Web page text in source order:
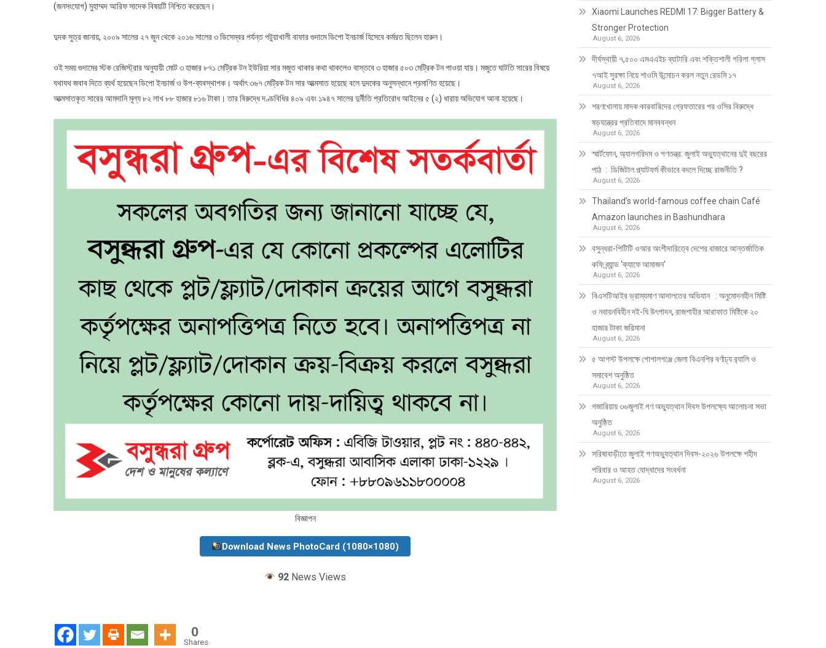
নেই
(জনসংযোগ) মুহাম্মদ আরিফ সাদেক বিষয়টি নিশ্চিত করেছেন।
দুদক সুত্র জানায়, ২০০৯ সালের ২৭ জুন থেকে ২০১৬ সালের ৩ ডিসেম্বর পর্যন্ত পটুয়াখালী বাফার গুদামে ডিপো ইনচার্জ হিসেবে কর্মরত ছিলেন হারুন।
ওই সময় গুদামের স্টক রেজিস্ট্রার অনুযায়ী মোট ৩ হাজার ৮৭১ মেট্রিক টন ইউরিয়া সার মজুত থাকার কথা থাকলেও বাস্তবে ৩ হাজার ৫০৩ মেট্রিক টন পাওয়া যায়। মজুতে ঘাটতি সারের বিষয়ে
যথাযথ জবাব দিতে ব্যর্থ হয়েছেন ডিপো ইনচার্জ ও উপ-ব্যবস্থাপক। অর্থাৎ ৩৬৭ মেট্রিক টন সার আত্মসাত হয়েছে বলে দুদকের অনুসন্ধানে প্রমাণিত হয়েছে।
আত্মসাতকৃত সারের আমদানি মূল্য ৮২ লাখ ৮৮ হাজার ৮১৬ টাকা। তার বিরুদ্ধে দণ্ডবিধির ৪০৯ এবং ১৯৪৭ সালের দুর্নীতি প্রতিরোধ আইনের ৫ (২) ধারায় অভিযোগ আনা হয়েছে।
বিজ্ঞাপন
Download News PhotoCard (1080×1080)
92 News Views
0
Shares
Xiaomi Launches REDMI 17: Bigger Battery &
Stronger Protection
August 6, 2026
দীর্ঘস্থায়ী ৭,৫০০ এমএএইচ ব্যাটারি এবং শক্তিশালী গরিলা গ্লাস
৭আই সুরক্ষা নিয়ে শাওমি উন্মোচন করল নতুন রেডমি ১৭
August 6, 2026
শরণখোলায় মাদক কারবারিদের গ্রেফতারের পর ওসির বিরুদ্ধে
ষড়যন্ত্রের প্রতিবাদে মানববন্ধন
August 6, 2026
স্মার্টফোন, অ্যালগরিদম ও গণতন্ত্র: জুলাই অভ্যুত্থানের দুই বছরের
পাঠ : ডিজিটাল প্ল্যাটফর্ম কীভাবে বদলে দিচ্ছে রাজনীতি ?
August 6, 2026
Thailand’s world-famous coffee chain Café
Amazon launches in Bashundhara
August 6, 2026
বসুন্ধরা-পিটিটি ওআর অংশীদারিত্বে দেশের বাজারে আন্তর্জাতিক
কফি ব্র্যান্ড ‘ক্যাফে আমাজন’
August 6, 2026
বিএসটিআইর ভ্রাম্যমাণ আদালতের অভিযান : অনুমোদনহীন মিষ্টি
ও নবায়নবিহীন দই-ঘি উৎপাদন, রাজশাহীর আরাফাত মিষ্টিকে ২০
হাজার টাকা জরিমানা
August 6, 2026
৫ আগস্ট উপলক্ষে গোপালগঞ্জে জেলা বিএনপির বর্ণাঢ্য র‍্যালি ও
সমাবেশ অনুষ্ঠিত
August 6, 2026
গজারিয়ায় ৩৬জুলাই গণ অভ্যুত্থান দিবস উপলক্ষ্যে আলোচনা সভা
অনুষ্ঠিত
August 6, 2026
সরিষাবাড়ীতে জুলাই গণঅভ্যুত্থান দিবস-২০২৬ উপলক্ষে শহীদ
পরিবার ও আহত যোদ্ধাদের সংবর্ধনা
August 6, 2026